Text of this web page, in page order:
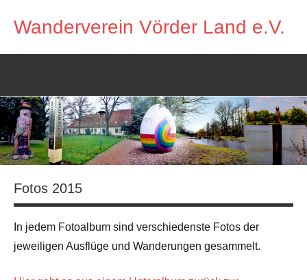
InhaltWanderverein Vörder Land e.V.
Fotos 2015
In jedem Fotoalbum sind verschiedenste Fotos der
jeweiligen Ausflüge und Wanderungen gesammelt.